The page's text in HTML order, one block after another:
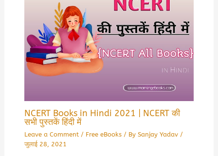
NCERT Books in Hindi 2021 | NCERT की
सभी पुस्तकें हिंदी में
Leave a Comment / Free eBooks/ By Sanjay Yadav /
जुलाई 28, 2021